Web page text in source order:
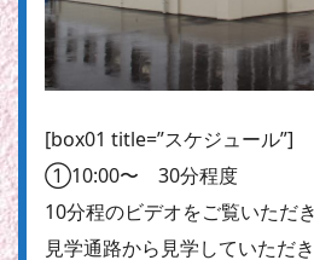
[box01 title=”スケジュール”]
①10:00〜 30分程度
10分程のビデオをご覧いただき
見学通路から見学していただき